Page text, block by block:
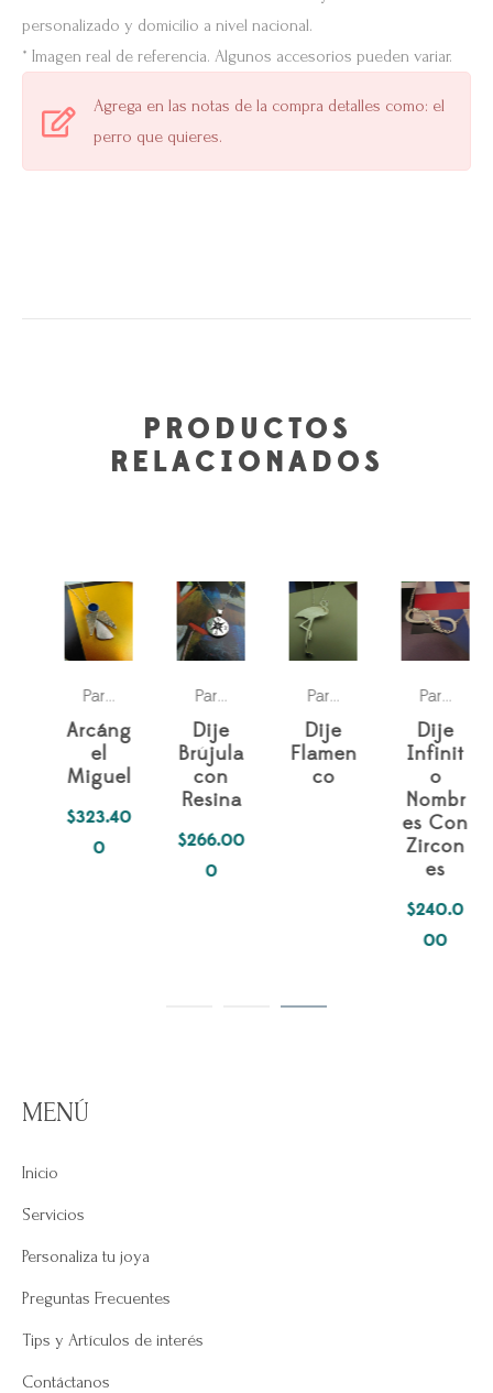
personalizado y domicilio a nivel nacional.
* Imagen real de referencia. Algunos accesorios pueden variar.
Agrega en las notas de la compra detalles como: el
perro que quieres.
PRODUCTOS
RELACIONADOS
Del Alma
Simbología Del Alma
Para ella Simbología Del Alma
Arcáng
Miguel
323.40
Para ella
Dije
Brújula
con
Resina
266.00
Para ella
Dije
Flamen
co
Para ella
Dije
Infinit
Nombr
es Con
Zircon
240.0
00
MENÚ
Inicio
Servicios
Personaliza tu joya
Preguntas Frecuentes
Tips y Artículos de interés
Contáctanos